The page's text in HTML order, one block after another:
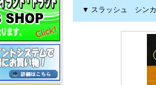
▼ スラッシュ シンカ